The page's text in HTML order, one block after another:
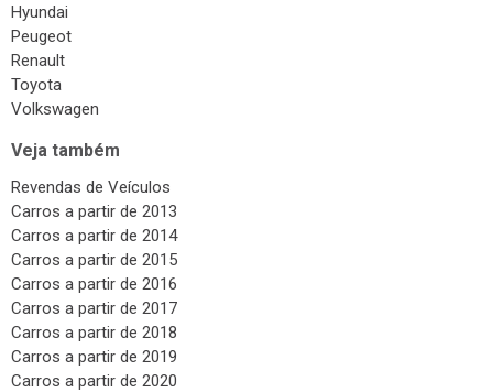
Hyundai
Peugeot
Renault
Toyota
Volkswagen
Veja também
Revendas de Veículos
Carros a partir de 2013
Carros a partir de 2014
Carros a partir de 2015
Carros a partir de 2016
Carros a partir de 2017
Carros a partir de 2018
Carros a partir de 2019
Carros a partir de 2020